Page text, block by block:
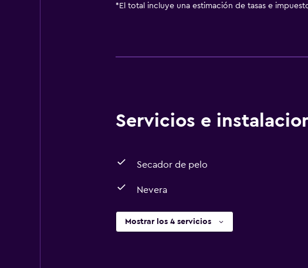
* El total incluye una estimación de tasas e
Servicios e
Secador de pelo
Nevera
Mostrar los 4 servicios